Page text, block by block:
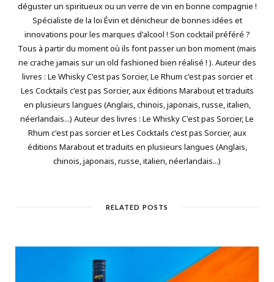
déguster un spiritueux ou un verre de vin en bonne compagnie !
Spécialiste de la loi Évin et dénicheur de bonnes idées et
innovations pour les marques d'alcool ! Son cocktail préféré ?
Tous à partir du moment où ils font passer un bon moment (mais
ne crache jamais sur un old fashioned bien réalisé ! ). Auteur des
livres : Le Whisky C'est pas Sorcier, Le Rhum c'est pas sorcier et
Les Cocktails c'est pas Sorcier, aux éditions Marabout et traduits
en plusieurs langues (Anglais, chinois, japonais, russe, italien,
néerlandais...) Auteur des livres : Le Whisky C'est pas Sorcier, Le
Rhum c'est pas sorcier et Les Cocktails c'est pas Sorcier, aux
éditions Marabout et traduits en plusieurs langues (Anglais,
chinois, japonais, russe, italien, néerlandais...)
RELATED POSTS